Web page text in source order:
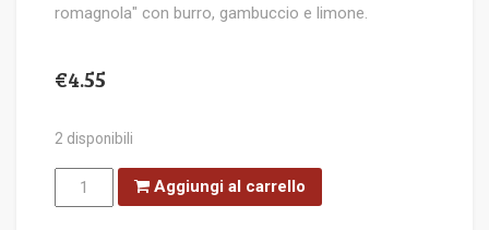
romagnola" con burro, gambuccio e limone.
€4.55
2 disponibili
Massimo
Zero
Tagliatelle
Aggiungi al carrello